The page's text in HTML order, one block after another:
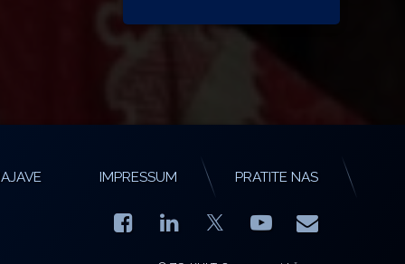
IMPRESSUM PRATITE NAS
Facebook
LinkedIn YouTube
E-mail